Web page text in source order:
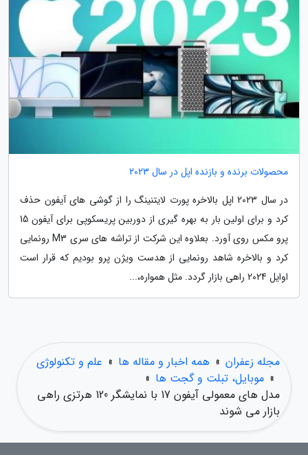
محصولات برنده و بازنده اپل در سال 2023
در سال 2023 اپل بالاخره پورت لایتنینگ را از گوشی های آیفون حذف
کرد و برای اولین بار به بهره گیری از دوربین پریسکوپی برای آیفون 15
پرو مکس روی آورد. بعلاوه این شرکت از تراشه های سری M3 رونمایی
کرد و بالاخره شاهد رونمایی از هدست ویژن پرو بودیم که قرار است
اوایل 2024 راهی بازار گردد. مثل همواره،...
مجله زعفران » همه اخبار و مقاله ها » علم و تکنولوژی
» موبایل، تبلت و گجت ها »
مدل های معمولی آیفون 17 با نمایشگر 120 هرتزی راهی
بازار می شوند